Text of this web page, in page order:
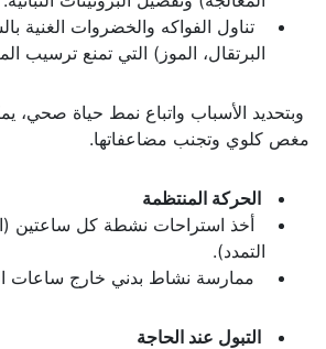
تناول الفواكه والخضروات الغنية
البرتقال، الموز) التي تمنع ترسيب
وبتحديد الأسباب واتباع نمط حياة صحي،
مغص كلوي وتجنب مضاعفاتها.
الحركة المنتظمة
أخذ استراحات نشطة كل ساعتين
التمدد).
ممارسة نشاط بدني خارج ساعات
التبول عند الحاجة